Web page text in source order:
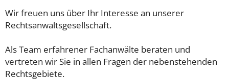
Wir freuen uns über Ihr Interesse an unserer
Rechtsanwaltsgesellschaft.
Als Team erfahrener Fachanwälte beraten und
vertreten wir Sie in allen Fragen der nebenstehenden
Rechtsgebiete.